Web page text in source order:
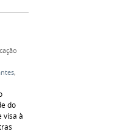
,
do
visa à